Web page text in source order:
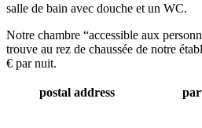
salle de bain avec douche et un WC.
Notre chambre “accessible aux
trouve au rez de chaussée de notre
€ par nuit.
postal address